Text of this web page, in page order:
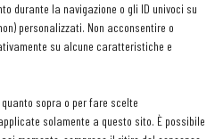
durante la navigazione o gli ID univoci su
personalizzati. Non acconsentire o
su alcune caratteristiche e
sopra o per fare scelte
solamente a questo sito. È possibile